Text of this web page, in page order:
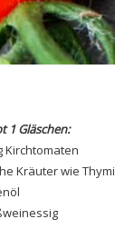
1 Gläschen:
Kirchtomaten
Kräuter wie